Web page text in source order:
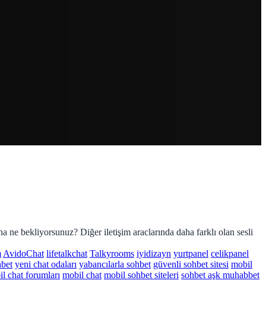
ne bekliyorsunuz? Diğer iletişim araclarında daha farklı olan sesli
AvidoChat lifetalkchat Talkyrooms iyidizayn yurtpanel celikpanel
yeni chat odaları yabancılarla sohbet güvenli sohbet sitesi mobil
chat forumları mobil chat mobil sohbet siteleri sohbet aşk muhabbet